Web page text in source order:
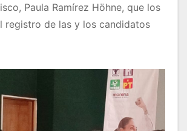
Paula Ramírez Höhne, que los
registro de las y los candidatos